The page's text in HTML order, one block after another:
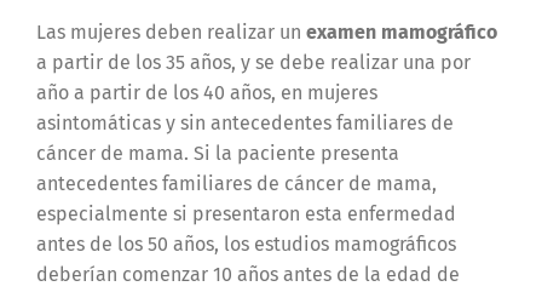
Las mujeres deben realizar un examen mamográfico
a partir de los 35 años, y se debe realizar una por
año a partir de los 40 años, en mujeres
asintomáticas y sin antecedentes familiares de
cáncer de mama. Si la paciente presenta
antecedentes familiares de cáncer de mama,
especialmente si presentaron esta enfermedad
antes de los 50 años, los estudios mamográficos
deberían comenzar 10 años antes de la edad de